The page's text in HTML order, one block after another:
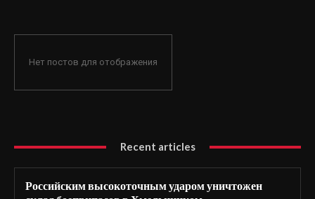
Нет постов для отображения
Recent articles
Российским высокоточным ударом уничтожен